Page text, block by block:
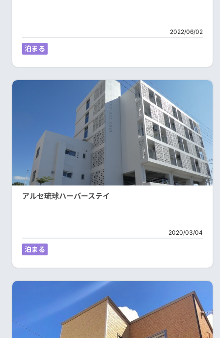
2022/06/02
泊まる
アルセ琉球ハーバーステイ
2020/03/04
泊まる